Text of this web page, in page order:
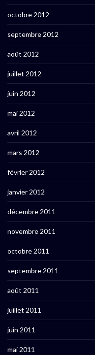
octobre 2012
septembre 2012
août 2012
juillet 2012
juin 2012
mai 2012
avril 2012
mars 2012
février 2012
janvier 2012
décembre 2011
novembre 2011
octobre 2011
septembre 2011
août 2011
juillet 2011
juin 2011
mai 2011